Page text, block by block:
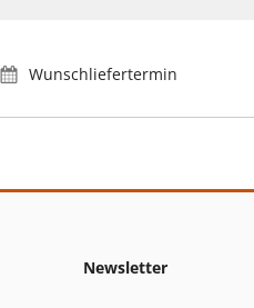
Wunschliefertermin
Newsletter